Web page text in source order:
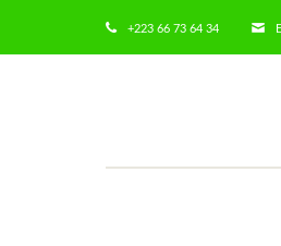
+223 66 73 64 34